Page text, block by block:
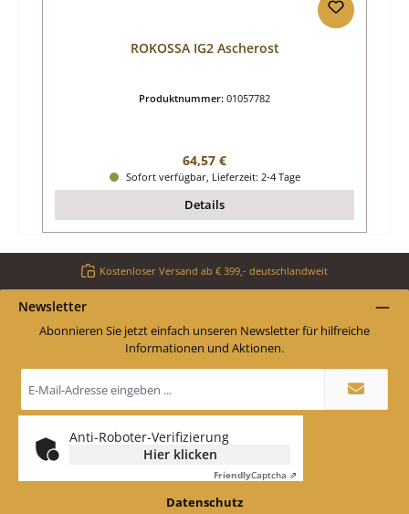
ROKOSSA IG2 Ascherost
Produktnummer: 01057782
Regulärer Preis:
64,57 €
Sofort verfügbar, Lieferzeit: 2-4 Tage
Details
Kostenloser Versand ab € 399,- deutschlandweit
Newsletter
Abonnieren Sie jetzt einfach unseren Newsletter für hilfreiche
Informationen und Aktionen.
Mail-
Adresse
*
Anti-Roboter-Verifizierung
Hier klicken
FriendlyCaptcha ⇗
Datenschutz